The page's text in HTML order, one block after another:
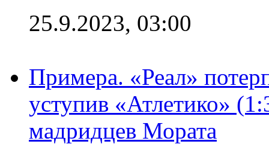
25.9.2023, 03:00
Примера. «Реал»
уступив «Атлетико»
мадридцев Мората